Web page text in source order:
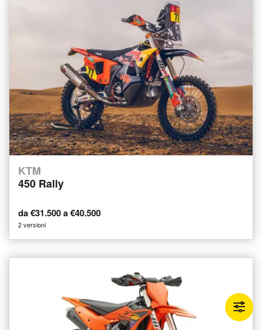
KTM
450 Rally
da €31.500 a €40.500
2 versioni